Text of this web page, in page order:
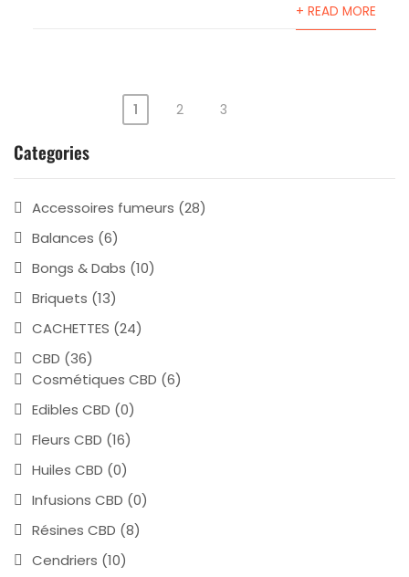
+ READ MORE
Pagination
des
publications
1 2 3
Categories
Accessoires fumeurs (28)
Balances (6)
Bongs & Dabs (10)
Briquets (13)
CACHETTES (24)
CBD (36)
Cosmétiques CBD (6)
Edibles CBD (0)
Fleurs CBD (16)
Huiles CBD (0)
Infusions CBD (0)
Résines CBD (8)
Cendriers (10)